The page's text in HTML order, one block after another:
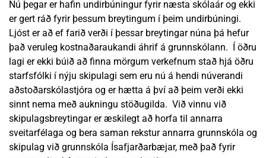
Nú þegar er hafin undirbúningur fyrir næsta skólaár og ekki
er gert ráð fyrir þessum breytingum í þeim undirbúningi.
Ljóst er að ef farið verði í þessar breytingar núna þá hefur
það veruleg kostnaðaraukandi áhrif á grunnskólann. Í öðru
lagi er ekki búið að finna mörgum verkefnum stað hjá öðru
starfsfólki í nýju skipulagi sem eru nú á hendi núverandi
aðstoðarskólastjóra og er hætta á því að þeim verði ekki
sinnt nema með aukningu stöðugilda. Við vinnu við
skipulagsbreytingar er æskilegt að horfa til annarra
sveitarfélaga og bera saman rekstur annarra grunnskóla og
skipulag við grunnskóla Ísafjarðarbæjar, með það fyrir